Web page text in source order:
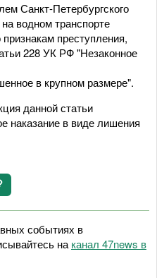
Санкт-Петербургского
водном транспорте
преступления,
228 УК РФ "Незаконное
в крупном размере".
данной статьи
наказание в виде лишения
событиях в
на канал 47news в